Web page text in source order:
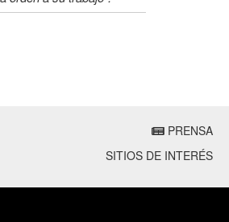
PRENSA
SITIOS DE INTERÉS